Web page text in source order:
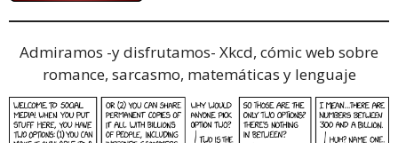
Admiramos -y disfrutamos- Xkcd, cómic web sobre
romance, sarcasmo, matemáticas y lenguaje